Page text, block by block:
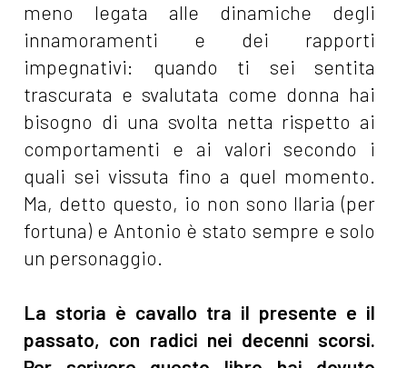
meno legata alle dinamiche degli
innamoramenti e dei rapporti
impegnativi: quando ti sei sentita
trascurata e svalutata come donna hai
bisogno di una svolta netta rispetto ai
comportamenti e ai valori secondo i
quali sei vissuta fino a quel momento.
Ma, detto questo, io non sono Ilaria (per
fortuna) e Antonio è stato sempre e solo
un personaggio.
La storia è cavallo tra il presente e il
passato, con radici nei decenni scorsi.